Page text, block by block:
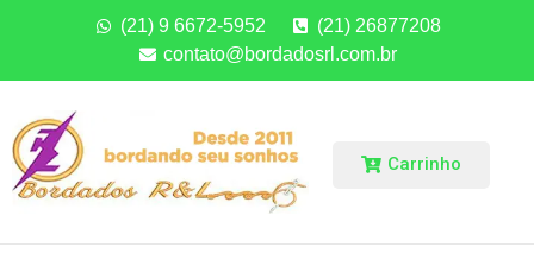
(21) 9 6672-5952
(21) 26877208
contato@bordadosrl.com.br
Carrinho